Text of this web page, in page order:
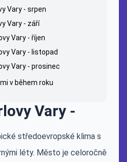
Vary - srpen
Vary - září
Vary - říjen
Vary - listopad
Vary - prosinec
v během roku
Vary -
středoevropské klima s
léty. Město je celoročně